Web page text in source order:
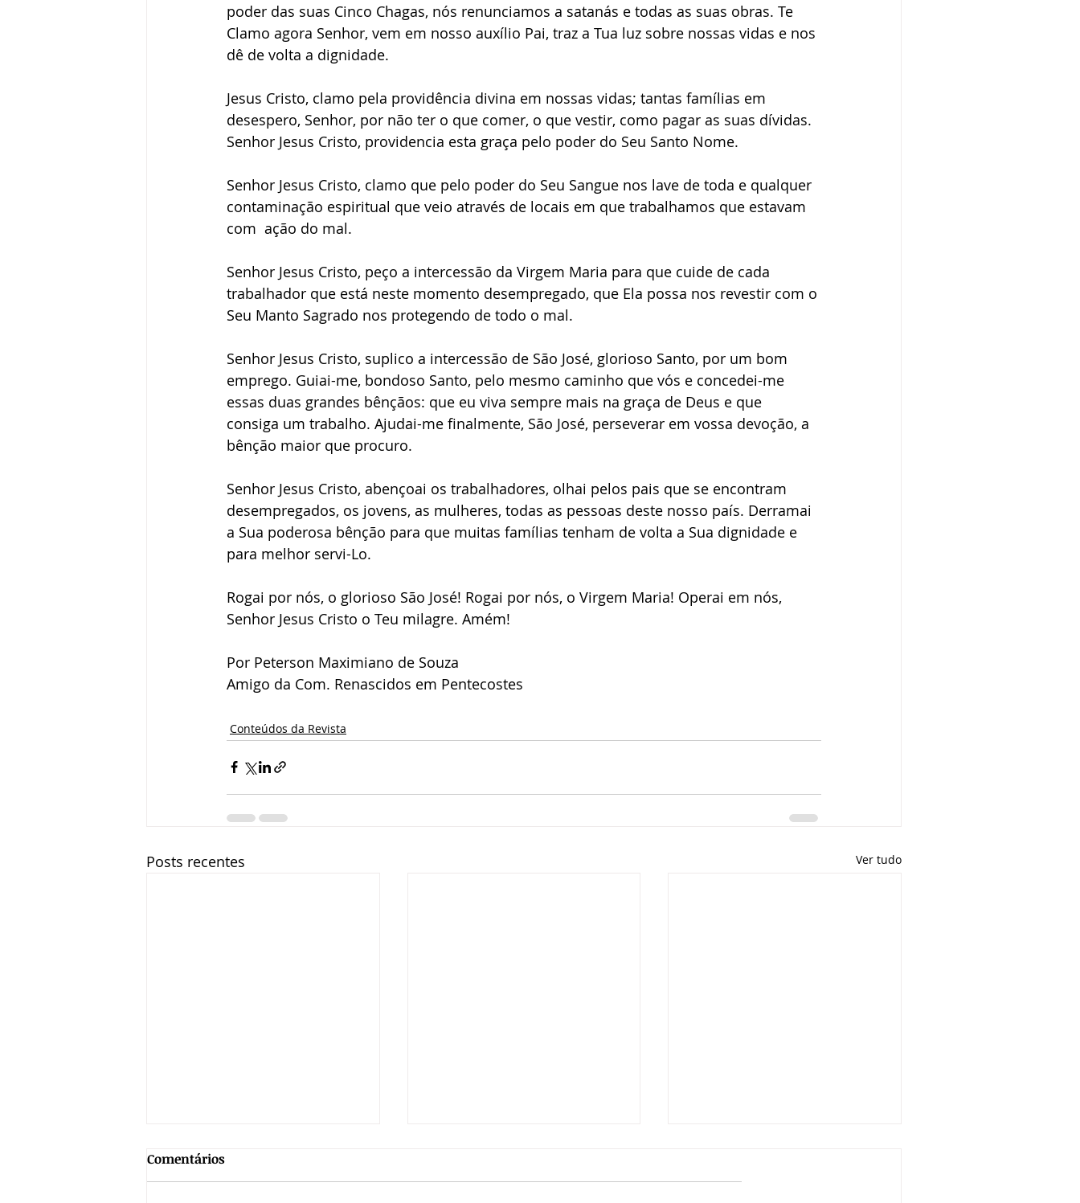
poder das suas Cinco Chagas, nós renunciamos a satanás e todas as suas obras. Te
Clamo agora Senhor, vem em nosso auxílio Pai, traz a Tua luz sobre nossas vidas e nos
dê de volta a dignidade.
Jesus Cristo, clamo pela providência divina em nossas vidas; tantas famílias em
desespero, Senhor, por não ter o que comer, o que vestir, como pagar as suas dívidas.
Senhor Jesus Cristo, providencia esta graça pelo poder do Seu Santo Nome.
Senhor Jesus Cristo, clamo que pelo poder do Seu Sangue nos lave de toda e qualquer
contaminação espiritual que veio através de locais em que trabalhamos que estavam
com  ação do mal.
Senhor Jesus Cristo, peço a intercessão da Virgem Maria para que cuide de cada
trabalhador que está neste momento desempregado, que Ela possa nos revestir com o
Seu Manto Sagrado nos protegendo de todo o mal.
Senhor Jesus Cristo, suplico a intercessão de São José, glorioso Santo, por um bom
emprego. Guiai-me, bondoso Santo, pelo mesmo caminho que vós e concedei-me
essas duas grandes bênçãos: que eu viva sempre mais na graça de Deus e que
consiga um trabalho. Ajudai-me finalmente, São José, perseverar em vossa devoção, a
bênção maior que procuro.
Senhor Jesus Cristo, abençoai os trabalhadores, olhai pelos pais que se encontram
desempregados, os jovens, as mulheres, todas as pessoas deste nosso país. Derramai
a Sua poderosa bênção para que muitas famílias tenham de volta a Sua dignidade e
para melhor servi-Lo.
Rogai por nós, o glorioso São José! Rogai por nós, o Virgem Maria! Operai em nós,
Senhor Jesus Cristo o Teu milagre. Amém!
Por Peterson Maximiano de Souza
Amigo da Com. Renascidos em Pentecostes
Conteúdos da Revista
Posts recentes Ver tudo
Comentários